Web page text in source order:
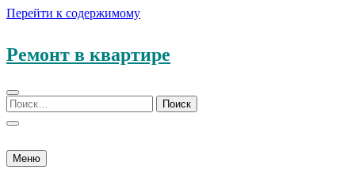
Перейти к содержимому
Ремонт в квартире
Меню